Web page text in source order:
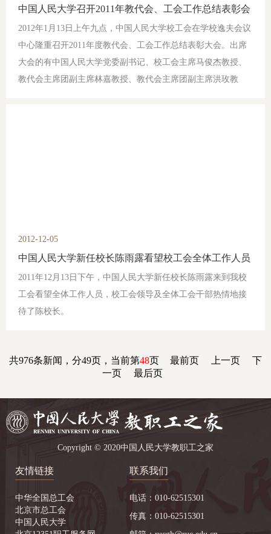
中国人民大学召开2011年教代会、工会工作总结表彰会
2012年1月13日上午九点，中国人民大学校工会在学校逸夫会议
中心隆重召开2011年度教代会、工会工作总结表彰大会。出席
大会的有中国人民大学党委副书记、校工会主席马俊杰教授、
教代会主席团副主席林嘉教授、教代会主席团副主席洪玫教
2012-12-05
中国人民大学新任校长陈雨露看望校工会全体工作人员
2011年12月13日下午，中国人民大学新任校长陈雨露来到我校
工会看望全体工作人员，校工会领导及全体工会干部热情地接
待了陈校长。
共976条新闻，分49页，当前第48页 最前页 上一页
下
一页
最后页
Copyright © 2020中国人民大学教职工之家
友情链接
中华全国总工会
北京市总工会
中国人民大学
联系我们
电话：010-62515301
传真：010-62515301